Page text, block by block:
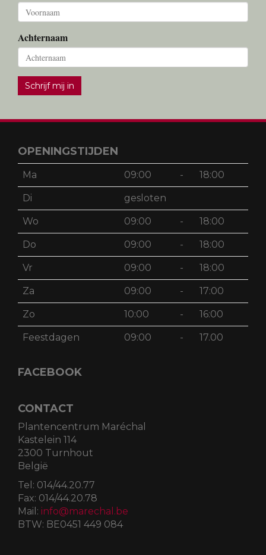
Achternaam
Schrijf mij in
OPENINGSTIJDEN
Ma 09:00 - 18:00
Di gesloten
Wo 09:00 - 18:00
Do 09:00 - 18:00
Vr 09:00 - 18:00
Za 09:00 - 17:00
Zo 10:00 - 16:00
Feestdagen 09:00 - 17.00
FACEBOOK
CONTACT
Plantencentrum Maréchal
Kastelein 114
2300 Turnhout
België
Tel: 014/44.20.77
Fax: 014/44.20.78
Mail: info@marechal.be
BTW: BE0451 449 084